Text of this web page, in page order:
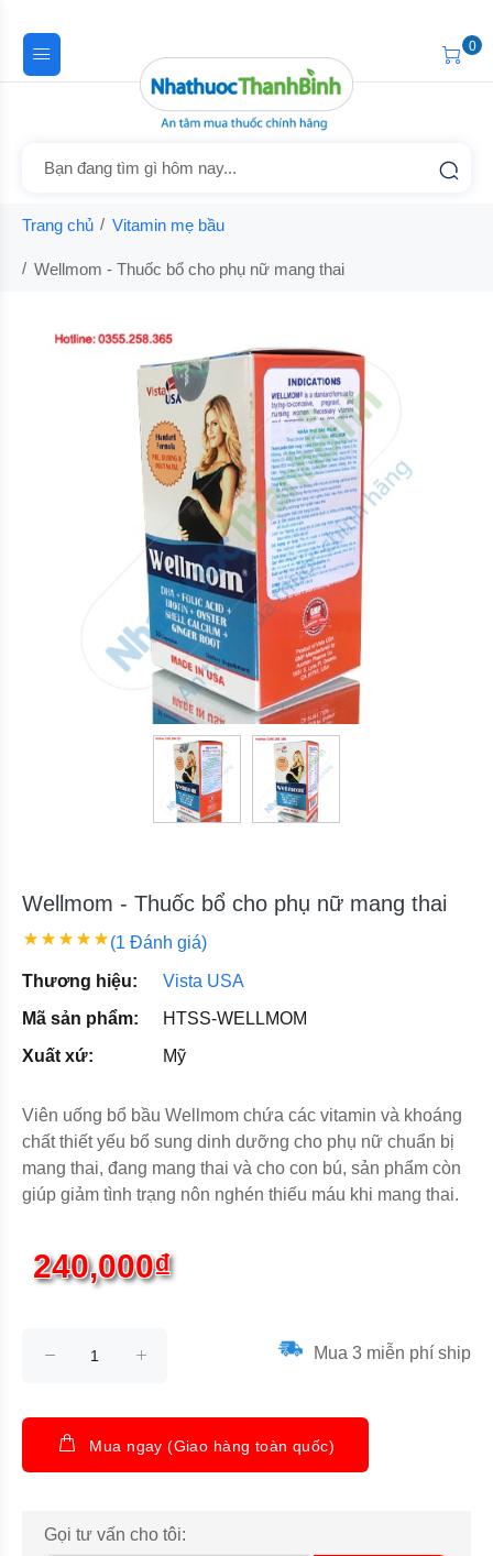
0
Trang chủ Vitamin mẹ bầu
Wellmom - Thuốc bổ cho phụ nữ mang thai
Wellmom - Thuốc bổ cho phụ nữ mang thai
(1 Đánh giá)
Thương hiệu:
Vista USA
Mã sản phẩm:
HTSS-WELLMOM
Xuất xứ:
Mỹ
Viên uống bổ bầu Wellmom chứa các vitamin và khoáng
chất thiết yếu bổ sung dinh dưỡng cho phụ nữ chuẩn bị
mang thai, đang mang thai và cho con bú, sản phẩm còn
giúp giảm tình trạng nôn nghén thiếu máu khi mang thai.
240,000₫
Mua 3 miễn phí ship
Mua ngay (Giao hàng toàn quốc)
Gọi tư vấn cho tôi: